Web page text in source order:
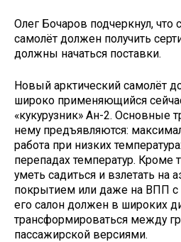
Олег Бочаров подчеркнул, что
самолёт должен получить
должны начаться поставки.
Новый арктический самолёт
широко применяющийся
«кукурузник» Ан-2. Основные
нему предъявляются:
работа при низких
перепадах температур. Кроме
уметь садиться и взлетать на
покрытием или даже на ВПП с
его салон должен в широких
трансформироваться между
пассажирской версиями.